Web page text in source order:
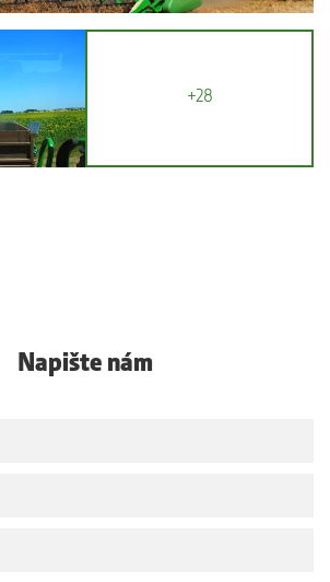
+28
Napište nám